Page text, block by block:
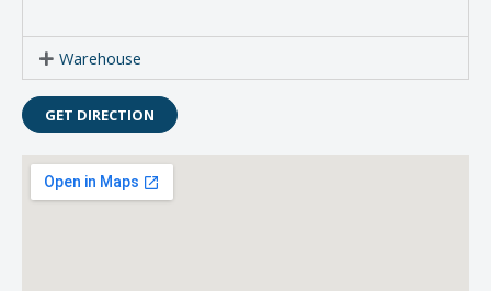
Warehouse
GET DIRECTION